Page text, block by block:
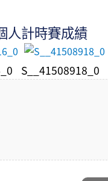
人計時賽成績
S__41508918_0